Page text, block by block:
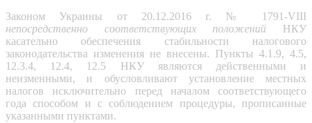
Законом Украины от 20.12.2016 г. № 1791-VIII
непосредственно соответствующих положений НКУ
касательно обеспечения стабильности налогового
законодательства изменения не внесены. Пункты 4.1.9, 4.5,
12.3.4, 12.4, 12.5 НКУ являются действенными и
неизменными, и обусловливают установление местных
налогов исключительно перед началом соответствующего
года способом и с соблюдением процедуры, прописанные
указанными пунктами.